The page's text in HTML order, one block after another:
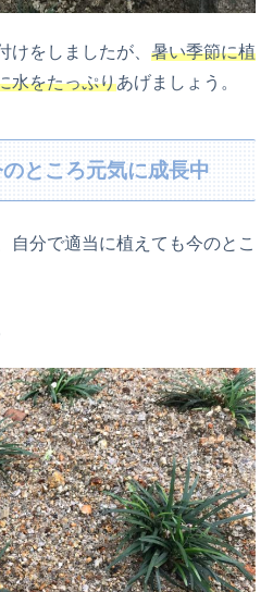
けをしましたが、 暑い季節に植
水をたっぷりあげましょう。
ところ元気に成長中
自分で適当に植えても今のとこ